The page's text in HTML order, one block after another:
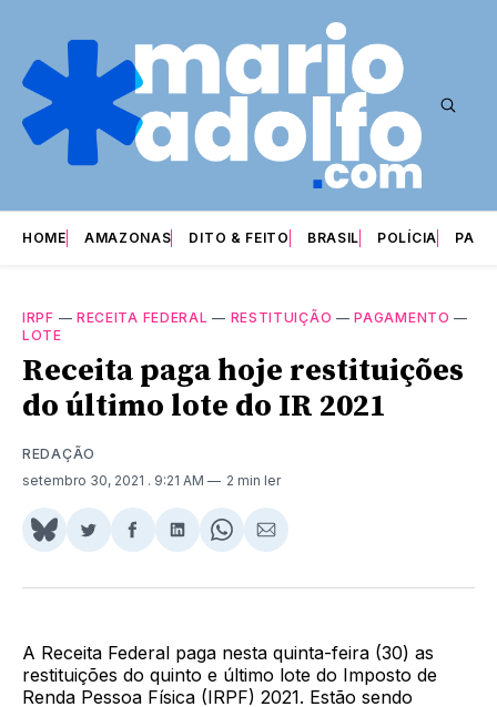
HOME AMAZONAS DITO & FEITO BRASIL POLÍCIA
IRPF — RECEITA FEDERAL — RESTITUIÇÃO —PAGAMENTO —
LOTE
Receita paga hoje restituições
do último lote do IR 2021
REDAÇÃO
setembro 30, 2021 . 9:21 AM 2 min ler
Share
BlueSky
Compartilhar
Twitter
Compartilhar
Facebook
Compartilhar
LinkedIn
Share
WhatsApp
Compartilhar
Email
A Receita Federal paga nesta quinta-feira (30) as
restituições do quinto e último lote do Imposto de
Renda Pessoa Física (IRPF) 2021. Estão sendo